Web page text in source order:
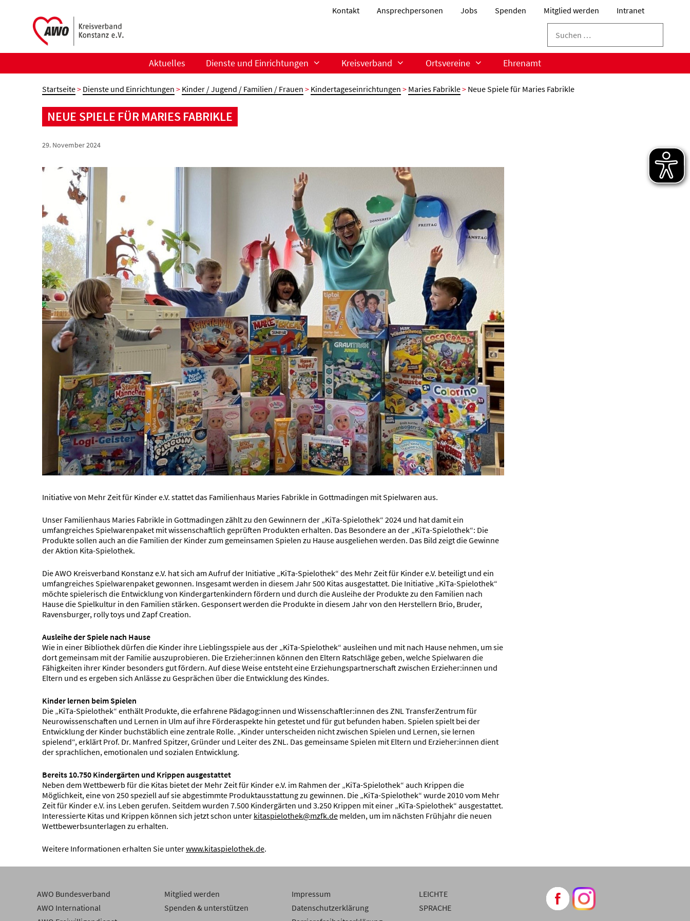
Kontakt Ansprechpersonen Jobs Spenden Mitglied werden
Intranet
nach:
Aktuelles Dienste und Einrichtungen Kreisverband Ortsvereine Ehrenamt
Startseite> Dienste und Einrichtungen > Kinder / Jugend / Familien / Frauen > Kindertageseinrichtungen > Maries Fabrikle> Neue Spiele für Maries Fabrikle
NEUE SPIELE FÜR MARIES FABRIKLE
29. November 2024
Initiative von Mehr Zeit für Kinder e.V. stattet das Familienhaus Maries Fabrikle in Gottmadingen mit Spielwaren aus.
Unser Familienhaus Maries Fabrikle in Gottmadingen zählt zu den Gewinnern der „KiTa-Spielothek“ 2024 und hat damit ein
umfangreiches Spielwarenpaket mit wissenschaftlich geprüften Produkten erhalten. Das Besondere an der „KiTa-Spielothek“: Die
Produkte sollen auch an die Familien der Kinder zum gemeinsamen Spielen zu Hause ausgeliehen werden. Das Bild zeigt die Gewinne
der Aktion Kita-Spielothek.
Die AWO Kreisverband Konstanz e.V. hat sich am Aufruf der Initiative „KiTa-Spielothek“ des Mehr Zeit für Kinder e.V. beteiligt und ein
umfangreiches Spielwarenpaket gewonnen. Insgesamt werden in diesem Jahr 500 Kitas ausgestattet. Die Initiative „KiTa-Spielothek“
möchte spielerisch die Entwicklung von Kindergartenkindern fördern und durch die Ausleihe der Produkte zu den Familien nach
Hause die Spielkultur in den Familien stärken. Gesponsert werden die Produkte in diesem Jahr von den Herstellern Brio, Bruder,
Ravensburger, rolly toys und Zapf Creation.
Ausleihe der Spiele nach Hause
Wie in einer Bibliothek dürfen die Kinder ihre Lieblingsspiele aus der „KiTa-Spielothek“ ausleihen und mit nach Hause nehmen, um sie
dort gemeinsam mit der Familie auszuprobieren. Die Erzieher:innen können den Eltern Ratschläge geben, welche Spielwaren die
Fähigkeiten ihrer Kinder besonders gut fördern. Auf diese Weise entsteht eine Erziehungspartnerschaft zwischen Erzieher:innen und
Eltern und es ergeben sich Anlässe zu Gesprächen über die Entwicklung des Kindes.
Kinder lernen beim Spielen
Die „KiTa-Spielothek“ enthält Produkte, die erfahrene Pädagog:innen und Wissenschaftler:innen des ZNL TransferZentrum für
Neurowissenschaften und Lernen in Ulm auf ihre Förderaspekte hin getestet und für gut befunden haben. Spielen spielt bei der
Entwicklung der Kinder buchstäblich eine zentrale Rolle. „Kinder unterscheiden nicht zwischen Spielen und Lernen, sie lernen
spielend“, erklärt Prof. Dr. Manfred Spitzer, Gründer und Leiter des ZNL. Das gemeinsame Spielen mit Eltern und Erzieher:innen dient
der sprachlichen, emotionalen und sozialen Entwicklung.
Bereits 10.750 Kindergärten und Krippen ausgestattet
Neben dem Wettbewerb für die Kitas bietet der Mehr Zeit für Kinder e.V. im Rahmen der „KiTa-Spielothek“ auch Krippen die
Möglichkeit, eine von 250 speziell auf sie abgestimmte Produktausstattung zu gewinnen. Die „KiTa-Spielothek“ wurde 2010 vom Mehr
Zeit für Kinder e.V. ins Leben gerufen. Seitdem wurden 7.500 Kindergärten und 3.250 Krippen mit einer „KiTa-Spielothek“ ausgestattet.
Interessierte Kitas und Krippen können sich jetzt schon unter kitaspielothek@mzfk.de melden, um im nächsten Frühjahr die neuen
Wettbewerbsunterlagen zu erhalten.
Weitere Informationen erhalten Sie unterwww.kitaspielothek.de.
AWO Bundesverband
AWO International
Mitglied werden
Spenden & unterstützen
Impressum
Datenschutzerklärung
LEICHTE
SPRACHE